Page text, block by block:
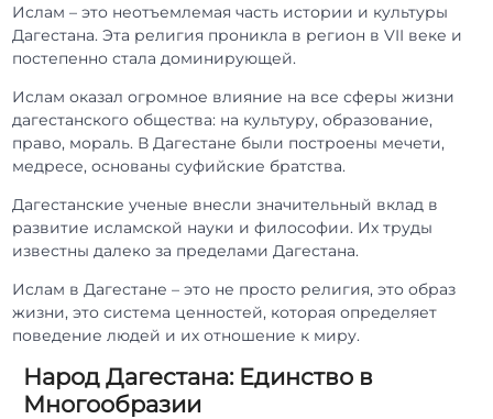
Ислам – это неотъемлемая часть истории и культуры
Дагестана. Эта религия проникла в регион в VII веке и
постепенно стала доминирующей.
Ислам оказал огромное влияние на все сферы жизни
дагестанского общества: на культуру, образование,
право, мораль. В Дагестане были построены мечети,
медресе, основаны суфийские братства.
Дагестанские ученые внесли значительный вклад в
развитие исламской науки и философии. Их труды
известны далеко за пределами Дагестана.
Ислам в Дагестане – это не просто религия, это образ
жизни, это система ценностей, которая определяет
поведение людей и их отношение к миру.
Народ Дагестана: Единство в
Многообразии